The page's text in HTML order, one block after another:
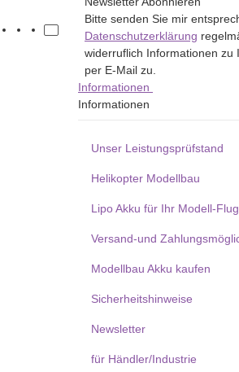
Bitte senden Sie mir
Datenschutzerklärung
widerruflich Informationen zu
per E-Mail zu.
Informationen
Informationen
Unser Leistungsprüfstand
Helikopter Modellbau
Lipo Akku für Ihr Modell-
Versand-und
Modellbau Akku kaufen
Sicherheitshinweise
Newsletter
für Händler/Industrie